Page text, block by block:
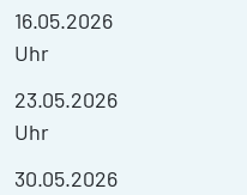
16.05.2026
Uhr
23.05.2026
Uhr
30.05.2026